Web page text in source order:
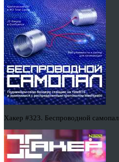
Хакер #323. Беспроводной самопал